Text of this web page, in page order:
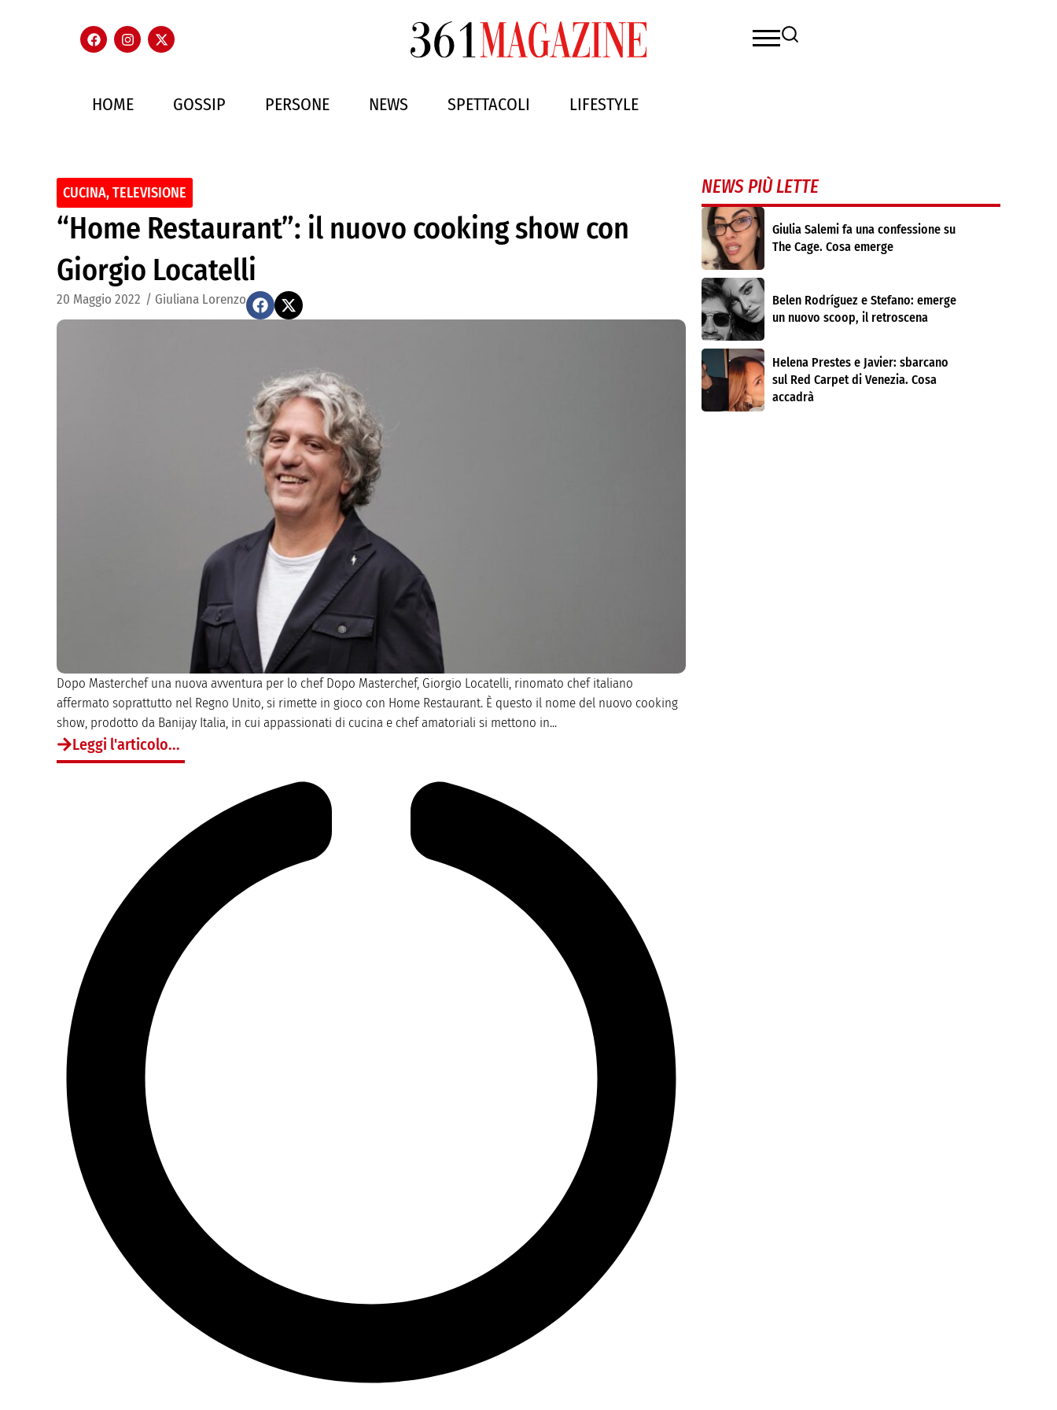
HOME GOSSIP PERSONE NEWS SPETTACOLI LIFESTYLE
CUCINA,TELEVISIONE
“Home Restaurant”: il nuovo cooking show con
Giorgio Locatelli
20 Maggio 2022 / Giuliana Lorenzo
Dopo Masterchef una nuova avventura per lo chef Dopo Masterchef, Giorgio Locatelli, rinomato chef italiano
affermato soprattutto nel Regno Unito, si rimette in gioco con Home Restaurant. È questo il nome del nuovo cooking
show, prodotto da Banijay Italia, in cui appassionati di cucina e chef amatoriali si mettono in...
Leggi l'articolo...
NEWS PIÙ LETTE
Giulia Salemi fa una confessione su
The Cage. Cosa emerge
Belen Rodríguez e Stefano: emerge
un nuovo scoop, il retroscena
Helena Prestes e Javier: sbarcano
sul Red Carpet di Venezia. Cosa
accadrà